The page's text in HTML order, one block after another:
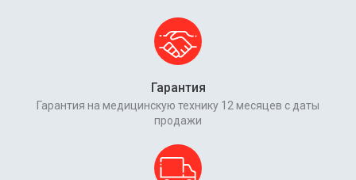
Гарантия
Гарантия на медицинскую технику 12 месяцев с даты
продажи